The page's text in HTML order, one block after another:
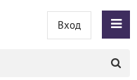
Вход